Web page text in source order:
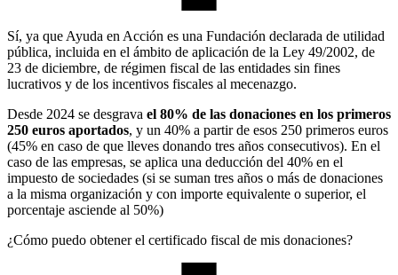
Sí, ya que Ayuda en Acción es una Fundación declarada de utilidad
pública, incluida en el ámbito de aplicación de la Ley 49/2002, de
23 de diciembre, de régimen fiscal de las entidades sin fines
lucrativos y de los incentivos fiscales al mecenazgo.
Desde 2024 se desgrava el 80% de las donaciones en los primeros
250 euros aportados, y un 40% a partir de esos 250 primeros euros
(45% en caso de que lleves donando tres años consecutivos). En el
caso de las empresas, se aplica una deducción del 40% en el
impuesto de sociedades (si se suman tres años o más de donaciones
a la misma organización y con importe equivalente o superior, el
porcentaje asciende al 50%)
¿Cómo puedo obtener el certificado fiscal de mis donaciones?